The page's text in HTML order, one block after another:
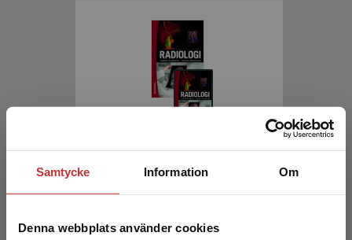
Samtycke Information Om
Denna webbplats använder cookies
Radiologi
Blomquist, L - Zackrisson, S (red.)
Exkl. moms: 915 kr